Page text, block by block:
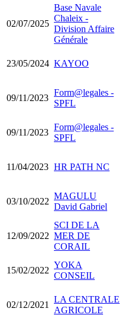
02/07/2025
Base Navale
Chaleix -
Division Affaire
Générale
23/05/2024 KAYOO
09/11/2023
Form@legales -
SPFL
09/11/2023
Form@legales -
SPFL
11/04/2023 HR PATH NC
03/10/2022
MAGULU
David Gabriel
12/09/2022
SCI DE LA
MER DE
CORAIL
15/02/2022
YOKA
CONSEIL
02/12/2021
LA CENTRALE
AGRICOLE